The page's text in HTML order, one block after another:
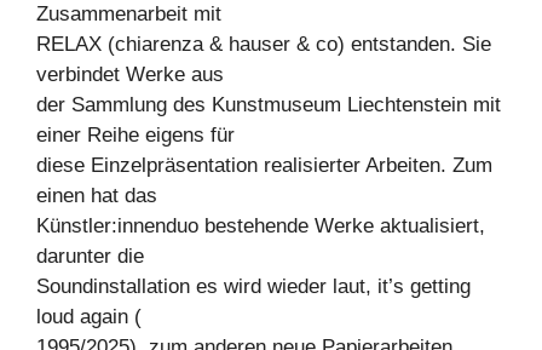
Zusammenarbeit mit
RELAX (chiarenza & hauser & co) entstanden. Sie
verbindet Werke aus
der Sammlung des Kunstmuseum Liechtenstein mit
einer Reihe eigens für
diese Einzelpräsentation realisierter Arbeiten. Zum
einen hat das
Künstler:innenduo bestehende Werke aktualisiert,
darunter die
Soundinstallation es wird wieder laut, it’s getting
loud again (